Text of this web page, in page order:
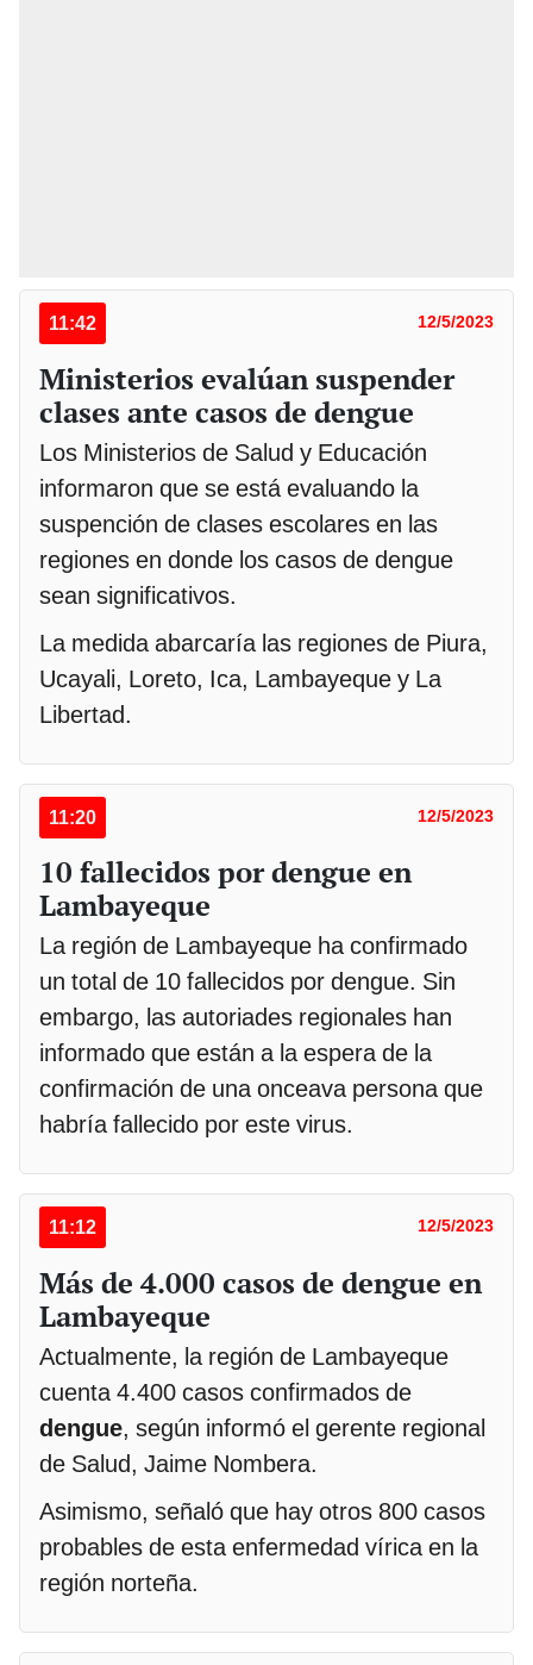
11:42 12/5/2023
Ministerios evalúan suspender
clases ante casos de dengue
Los Ministerios de Salud y Educación
informaron que se está evaluando la
suspención de clases escolares en las
regiones en donde los casos de dengue
sean significativos.
La medida abarcaría las regiones de Piura,
Ucayali, Loreto, Ica, Lambayeque y La
Libertad.
11:20 12/5/2023
10 fallecidos por dengue en
Lambayeque
La región de Lambayeque ha confirmado
un total de 10 fallecidos por dengue. Sin
embargo, las autoriades regionales han
informado que están a la espera de la
confirmación de una onceava persona que
habría fallecido por este virus.
11:12 12/5/2023
Más de 4.000 casos de dengue en
Lambayeque
Actualmente, la región de Lambayeque
cuenta 4.400 casos confirmados de
dengue, según informó el gerente regional
de Salud, Jaime Nombera.
Asimismo, señaló que hay otros 800 casos
probables de esta enfermedad vírica en la
región norteña.